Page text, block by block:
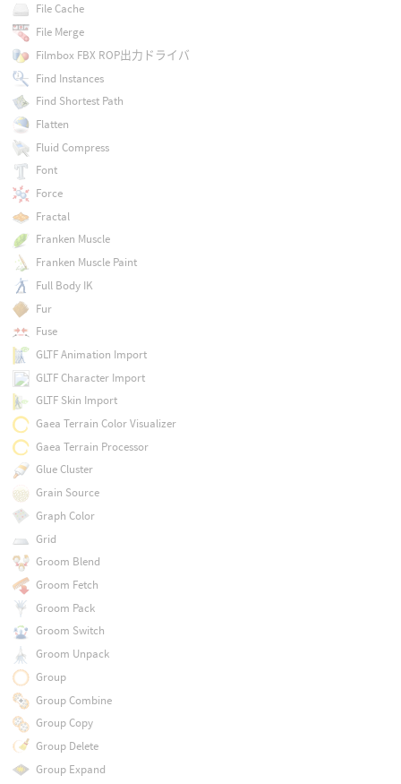
File Cache
File Merge
Filmbox FBX ROP出力ドライバ
Find Instances
Find Shortest Path
Flatten
Fluid Compress
Font
Force
Fractal
Franken Muscle
Franken Muscle Paint
Full Body IK
Fur
Fuse
GLTF Animation Import
GLTF Character Import
GLTF Skin Import
Gaea Terrain Color Visualizer
Gaea Terrain Processor
Glue Cluster
Grain Source
Graph Color
Grid
Groom Blend
Groom Fetch
Groom Pack
Groom Switch
Groom Unpack
Group
Group Combine
Group Copy
Group Delete
Group Expand